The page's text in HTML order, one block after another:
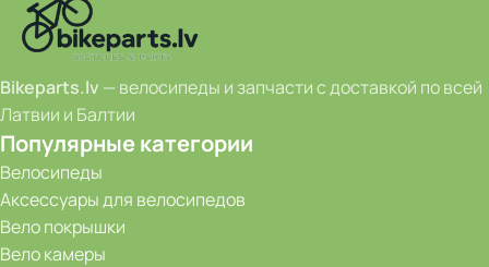
Bikeparts.lv — велосипеды и запчасти с доставкой по всей
Латвии и Балтии
Популярные категории
Велосипеды
Аксессуары для велосипедов
Вело покрышки
Вело камеры